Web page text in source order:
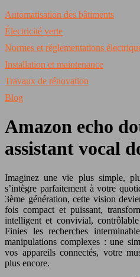
Automatisation des bâtiments
Électricité verte
Normes et réglementations
Installation et maintenance
Travaux de rénovation
Blog
Amazon echo
assistant vocal
Imaginez une vie plus simple,
s’intègre parfaitement à votre
3ème génération, cette vision
fois compact et puissant,
intelligent et convivial,
Finies les recherches
manipulations complexes : une
vos appareils connectés, votre
plus encore.